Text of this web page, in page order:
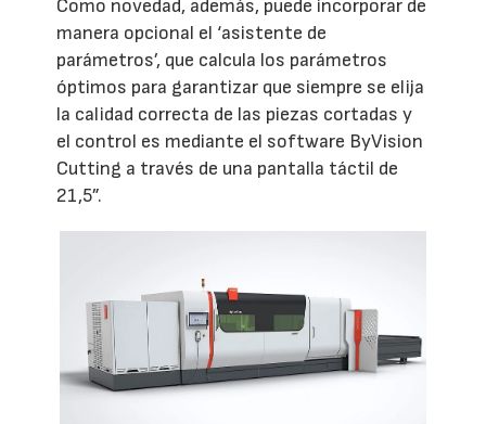
Como novedad, además, puede incorporar de
manera opcional el ‘asistente de
parámetros’, que calcula los parámetros
óptimos para garantizar que siempre se elija
la calidad correcta de las piezas cortadas y
el control es mediante el software ByVision
Cutting a través de una pantalla táctil de
21,5”.